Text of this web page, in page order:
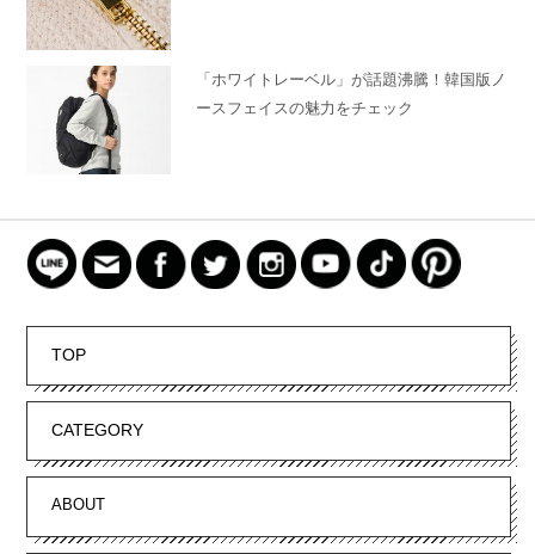
「ホワイトレーベル」が話題沸騰！韓国版ノ
ースフェイスの魅力をチェック
TOP
CATEGORY
ABOUT